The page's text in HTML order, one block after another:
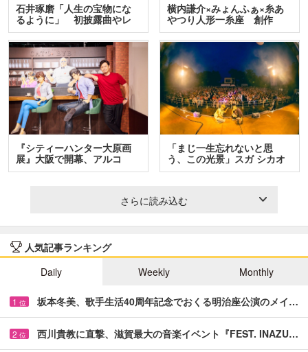
石井琢磨「人生の宝物にな
るように」 初披露曲やレ
ア…
横内謙介×みょんふぁ×糸あ
やつり人形一糸座 創作
人…
『シティーハンター大原画
展』大阪で開幕、アルコ
＆…
「まじ一生忘れないと思
う、この光景」スガ シカオ
と…
さらに読み込む
人気記事ランキング
Daily
Weekly Monthly
1 位 坂本冬美、歌手生活40周年記念でおくる明治座公演のメイ…
2 位 西川貴教に直撃、滋賀最大の音楽イベント『FEST. INAZU…